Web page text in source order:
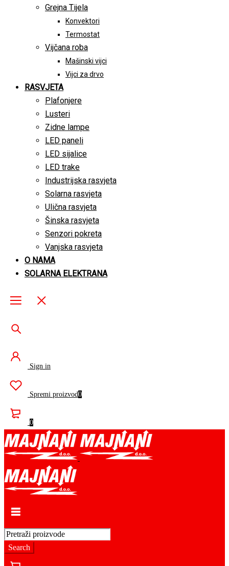
Grejna Tijela
Konvektori
Termostat
Vijčana roba
Mašinski vijci
Vijci za drvo
RASVJETA
Plafonjere
Lusteri
Zidne lampe
LED paneli
LED sijalice
LED trake
Industrijska rasvjeta
Solarna rasvjeta
Ulična rasvjeta
Šinska rasvjeta
Senzori pokreta
Vanjska rasvjeta
O NAMA
SOLARNA ELEKTRANA
Sign in
Spremi proizvod0
0